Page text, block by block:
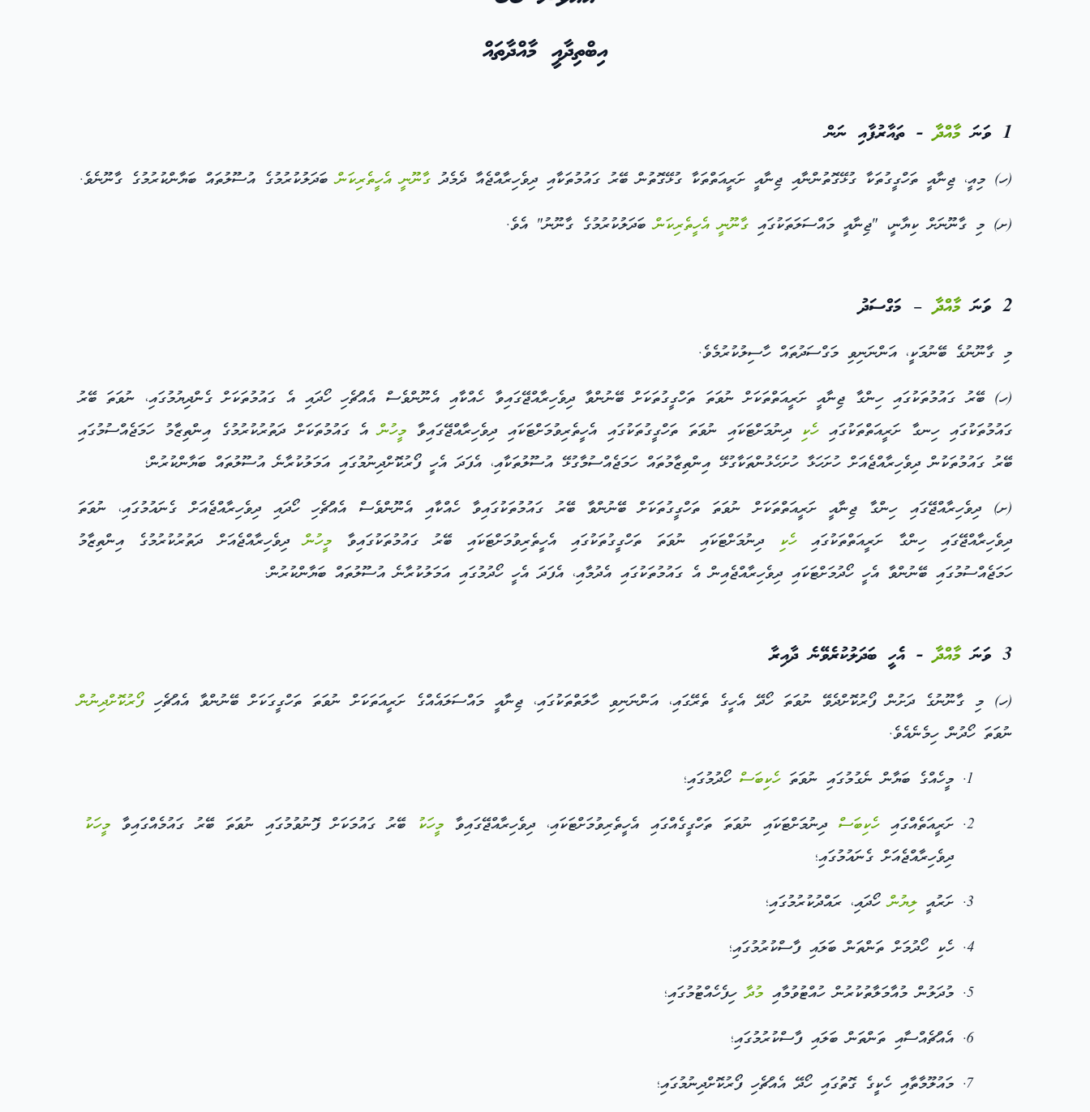
އިބްތިދާއީ މާއްދާތައް
1 ވަނަ މާއްދާ- ތައާރުފާއި ނަން
(ހ) މިއީ، ޖިނާއީ ތަހްގީގުތަކާ ގުޅޭގޮތުންނާއި ޖިނާއީ ށަރީއަތްތަކާ ގުޅޭގޮތުން ބޭރު ގައުމުތަކާއި ދިވެހިރާއްޖެއާ ދެމެދު ގާނޫނީ އެހީތެރިކަންބަދަލުކުރުމުގެ އުސޫލުތައް ބަޔާންކުރުމުގެ ގާނޫނެވެ.
(ށ) މި ގާނޫނަށް ކިޔާނީ، "ޖިނާއީ މައްސަލަތަކުގައި ގާނޫނީ އެހީތެރިކަންބަދަލުކުރުމުގެ ގާނޫނު" އެވެ.
2 ވަނަ މާއްދާ– މަގްސަދު
މި ގާނޫނުގެ ބޭނުމަކީ، އަންނަނިވި މަގްސަދުތައް ހާސިލުކުރުމެވެ.
(ހ) ބޭރު ގައުމުތަކުގައި ހިންގާ ޖިނާއީ ށަރީއަތްތަކަށް ނުވަތަ ތަހްގީގުތަކަށް ބޭނުންވާ ދިވެހިރާއްޖޭގައިވާ ހެއްކާއި އެނޫންވެސް އެއްޗެހި ހޯދައި އެ ގައުމުތަކަށް ގެންދިޔުމުގައި، ނުވަތަ ބޭރު
ގައުމުތަކުގައި ހިނގާ ށަރީއަތްތަކުގައިހެކި ދިނުމަށްޓަކައި ނުވަތަ ތަހްގީގުތަކުގައި އެހީތެރިވުމަށްޓަކައި ދިވެހިރާއްޖޭގައިވާ މީހުންއެ ގައުމުތަކަށް ދަތުރުކުރުމުގެ އިންތިޒާމު ހަމަޖެއްސުމުގައި
ބޭރު ގައުމުތަކުން ދިވެހިރާއްޖެއަށް ހުށަހަޅާ ހުށަހެޅުންތަކާގުޅޭ އިންތިޒާމުތައް ހަމަޖެއްސުމާގުޅޭ އުސޫލުތަކާއި، އެފަދަ އެހީ ފޯރުކޮށްދިނުމުގައި އަމަލުކުރާނެ އުސޫލުތައް ބަޔާންކުރުން؛
(ށ) ދިވެހިރާއްޖޭގައި ހިންގާ ޖިނާއީ ށަރީއަތްތަކަށް ނުވަތަ ތަހްގީގުތަކަށް ބޭނުންވާ ބޭރު ގައުމުތަކުގައިވާ ހެއްކާއި އެނޫންވެސް އެއްޗެހި ހޯދައި ދިވެހިރާއްޖެއަށް ގެނައުމުގައި، ނުވަތަ
ދިވެހިރާއްޖޭގައި ހިންގާ ށަރީއަތްތަކުގައިހެކި ދިނުމަށްޓަކައި ނުވަތަ ތަހްގީގުތަކުގައި އެހީތެރިވުމަށްޓަކައި ބޭރު ގައުމުތަކުގައިވާ މީހުންދިވެހިރާއްޖެއަށް ދަތުރުކުރުމުގެ އިންތިޒާމު
ހަމަޖެއްސުމުގައި ބޭނުންވާ އެހީ ހޯދުމަށްޓަކައި ދިވެހިރާއްޖެއިން އެ ގައުމުތަކުގައި އެދުމާއި، އެފަދަ އެހީ ހޯދުމުގައި އަމަލުކުރާނެ އުސޫލުތައް ބަޔާންކުރުން.
3 ވަނަ މާއްދާ- އެހީ ބަދަލުކުރެވޭނެ ދާއިރާ
(ހ) މި ގާނޫނުގެ ދަށުން ފޯރުކޮށްދެވޭ ނުވަތަ ހޯދޭ އެހީގެ ތެރޭގައި، އަންނަނިވި ހާލަތްތަކުގައި، ޖިނާއީ މައްސަލައެއްގެ ށަރީއަތަކަށް ނުވަތަ ތަހްގީގަކަށް ބޭނުންވާ އެއްޗެހިފޯރުކޮށްދިނުން
ނުވަތަ ހޯދުން ހިމެނެއެވެ.
މީހެއްގެ ބަޔާން ނެގުމުގައި ނުވަތަހެކިބަސް ހޯދުމުގައި؛
ށަރީއަތެއްގައިހެކިބަސް ދިނުމަށްޓަކައި ނުވަތަ ތަހްގީގެއްގައި އެހީތެރިވުމަށްޓަކައި، ދިވެހިރާއްޖޭގައިވާމީހަކު ބޭރު ގައުމަކަށް ފޮނުވުމުގައި ނުވަތަ ބޭރު ގައުމެއްގައިވާ މީހަކު
ދިވެހިރާއްޖެއަށް ގެނައުމުގައި؛
ށަރުއީ ލިޔުންހޯދައި، ރައްދުކުރުމުގައި؛
ހެކި ހޯދުމަށް ތަންތަން ބަލައި ފާސްކުރުމުގައި؛
މުދަލުން މުއާމަލާތުކުރުން ހުއްޓުވުމާއި މުދާހިފެހެއްޓުމުގައި؛
އެއްޗެއްސާއި ތަންތަން ބަލައި ފާސްކުރުމުގައި؛
މައުލޫމާތާއި ހެކީގެ ގޮތުގައި ހޯދޭ އެއްޗެހި ފޯރުކޮށްދިނުމުގައި؛